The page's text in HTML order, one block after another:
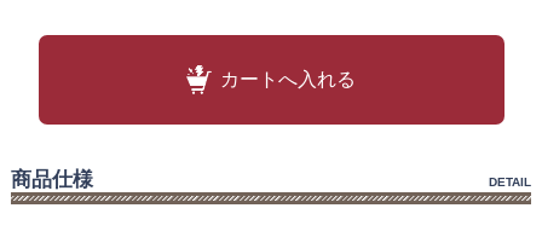
カートへ入れる
商品仕様 DETAIL